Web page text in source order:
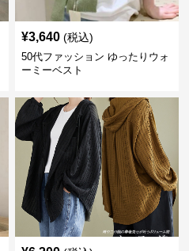
¥3,640 (税込)
50代ファッション ゆったりウォ
ーミーベスト